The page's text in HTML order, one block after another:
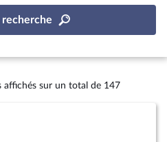
recherche
affichés sur un total de 147